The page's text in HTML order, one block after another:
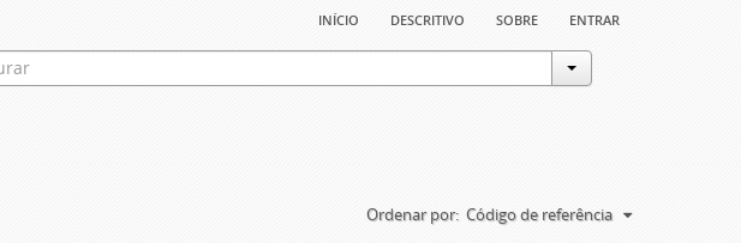
início descritivo sobre entrar
Ordenar por: Código de referência